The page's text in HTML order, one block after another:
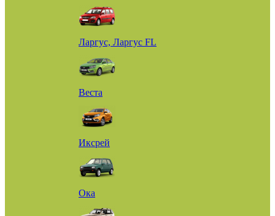
Ларгус, Ларгус FL
Веста
Иксрей
Ока